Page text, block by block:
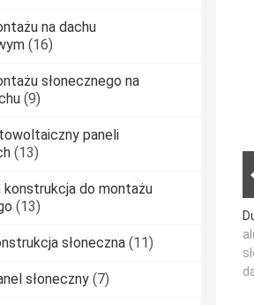
na dachu
(16)
słonecznego na
(9)
paneli
(13)
konstrukcja do montażu
(13)
słoneczna (11)
słoneczny (7)